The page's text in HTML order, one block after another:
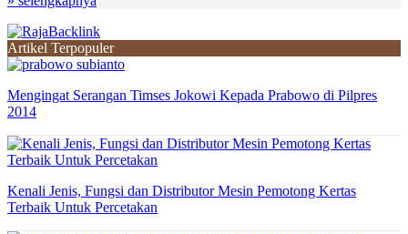
Artikel Terpopuler
Mengingat Serangan Timses Jokowi Kepada Prabowo di Pilpres
2014
Kenali Jenis, Fungsi dan Distributor Mesin Pemotong Kertas
Terbaik Untuk Percetakan